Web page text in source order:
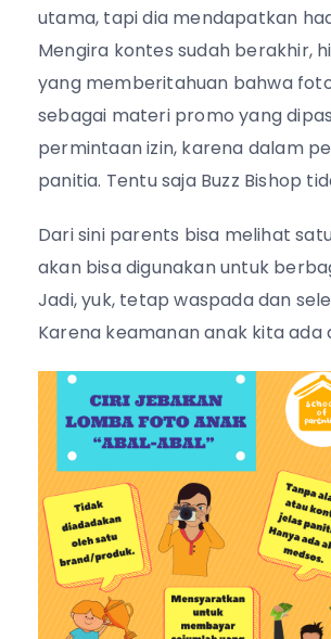
utama, tapi dia mendapatkan
Mengira kontes sudah berakhir,
yang memberitahuan bahwa
sebagai materi promo yang
permintaan izin, karena dalam
panitia. Tentu saja Buzz Bishop
Dari sini parents bisa melihat
akan bisa digunakan untuk
Jadi, yuk, tetap waspada dan
Karena keamanan anak kita ada